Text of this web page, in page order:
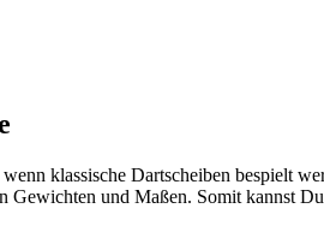
klassische Dartscheiben bespielt
und Maßen. Somit kannst